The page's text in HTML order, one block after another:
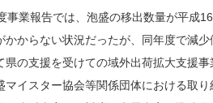
事業報告では、泡盛の移出数量が平成
かからない状況だったが、同年度で減
県の支援を受けての域外出荷拡大支援
マイスター協会等関係団体における取